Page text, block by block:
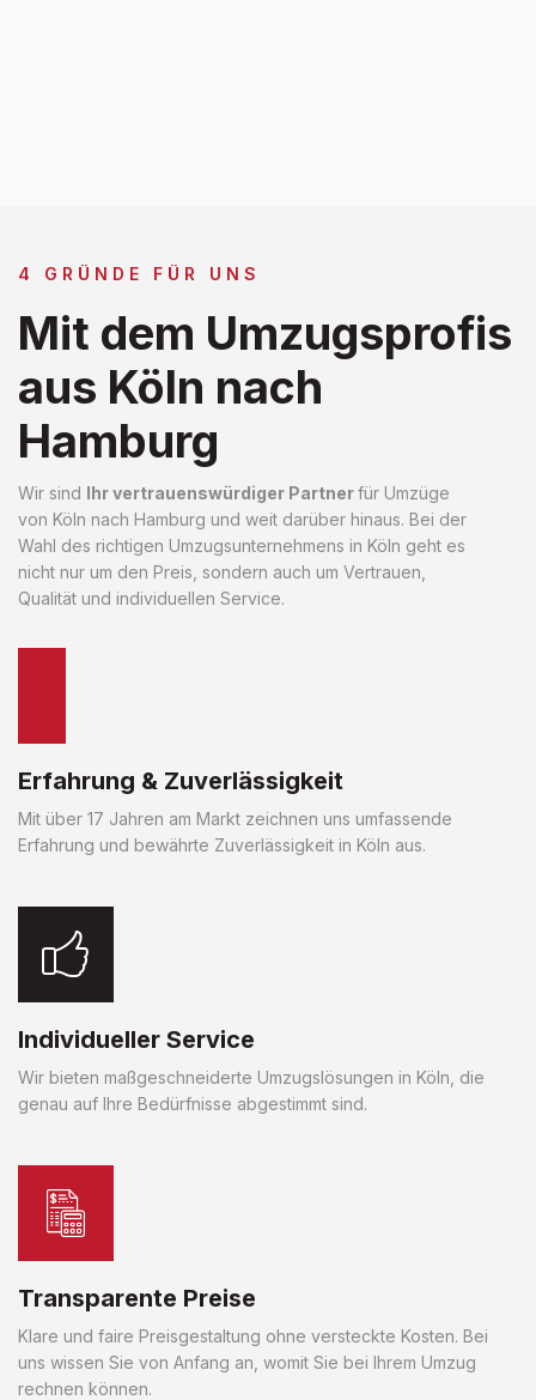
4 GRÜNDE FÜR UNS
Mit dem Umzugsprofis
aus Köln nach
Hamburg
Wir sind Ihr vertrauenswürdiger Partnerfür Umzüge
von Köln nach Hamburg und weit darüber hinaus. Bei der
Wahl des richtigen Umzugsunternehmens in Köln geht es
nicht nur um den Preis, sondern auch um Vertrauen,
Qualität und individuellen Service.
Erfahrung & Zuverlässigkeit
Mit über 17 Jahren am Markt zeichnen uns umfassende
Erfahrung und bewährte Zuverlässigkeit in Köln aus.
Individueller Service
Wir bieten maßgeschneiderte Umzugslösungen in Köln, die
genau auf Ihre Bedürfnisse abgestimmt sind.
Transparente Preise
Klare und faire Preisgestaltung ohne versteckte Kosten. Bei
uns wissen Sie von Anfang an, womit Sie bei Ihrem Umzug
rechnen können.